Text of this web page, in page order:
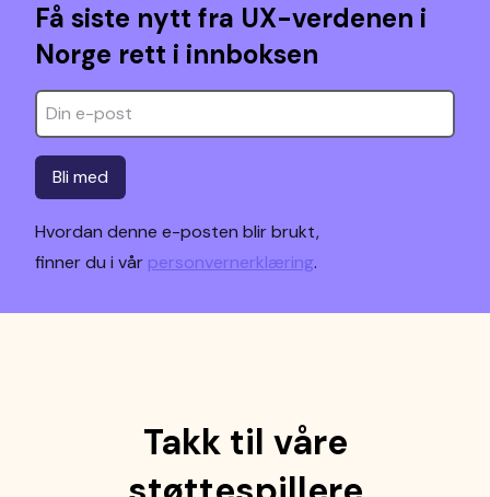
Få siste nytt fra UX-verdenen i
Norge rett i innboksen
Bli med
Hvordan denne e-posten blir brukt,
finner du i vår personvernerklæring.
Takk til våre